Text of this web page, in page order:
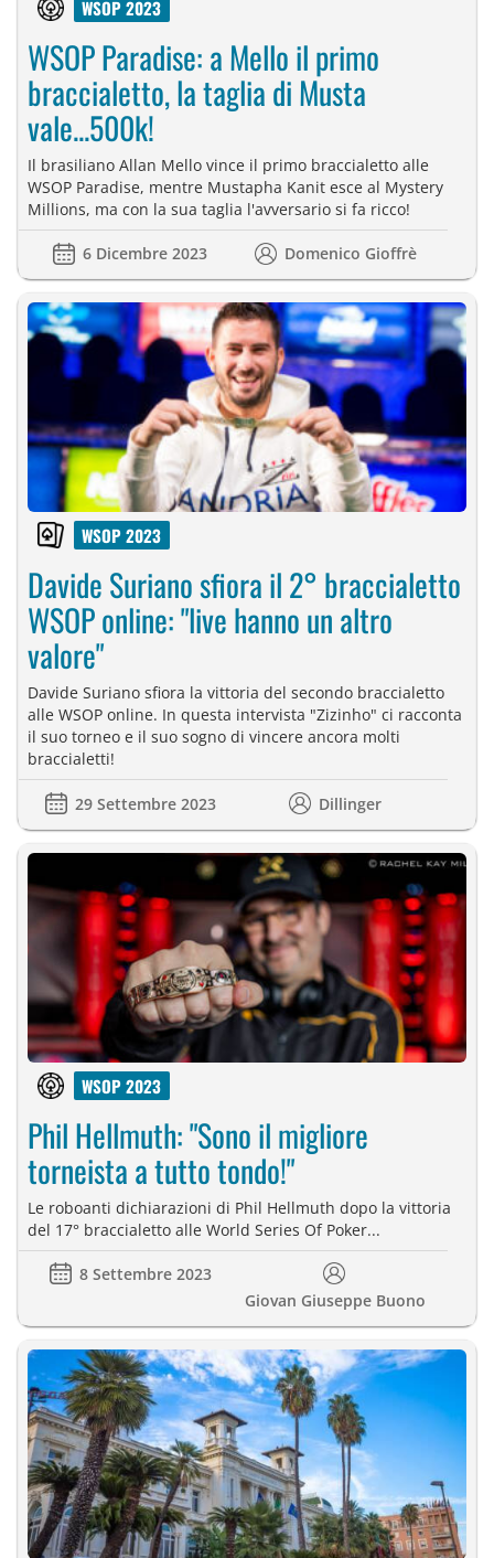
WSOP 2023
WSOP Paradise: a Mello il primo
braccialetto, la taglia di Musta
vale...500k!
Il brasiliano Allan Mello vince il primo braccialetto alle
WSOP Paradise, mentre Mustapha Kanit esce al Mystery
Millions, ma con la sua taglia l'avversario si fa ricco!
6 Dicembre 2023 Domenico Gioffrè
WSOP 2023
Davide Suriano sfiora il 2° braccialetto
WSOP online: "live hanno un altro
valore"
Davide Suriano sfiora la vittoria del secondo braccialetto
alle WSOP online. In questa intervista "Zizinho" ci racconta
il suo torneo e il suo sogno di vincere ancora molti
braccialetti!
29 Settembre 2023 Dillinger
WSOP 2023
Phil Hellmuth: "Sono il migliore
torneista a tutto tondo!"
Le roboanti dichiarazioni di Phil Hellmuth dopo la vittoria
del 17° braccialetto alle World Series Of Poker...
8 Settembre 2023
Giovan Giuseppe Buono